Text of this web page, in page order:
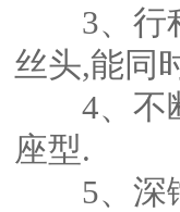
3、行程
丝头,能同
4、不断
座型.
5、深镗